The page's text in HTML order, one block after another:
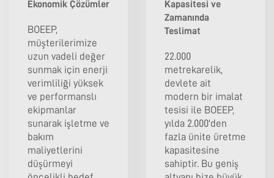
Ekonomik Çözümler
BOEEP,
müşterilerimize
uzun vadeli değer
sunmak için enerji
verimliliği yüksek
ve performanslı
ekipmanlar
sunarak işletme ve
bakım
maliyetlerini
düşürmeyi
Kapasitesi ve
Zamanında
Teslimat
22.000
metrekarelik,
devlete ait
modern bir imalat
tesisi ile BOEEP,
yılda 2.000'den
fazla ünite üretme
kapasitesine
sahiptir. Bu geniş